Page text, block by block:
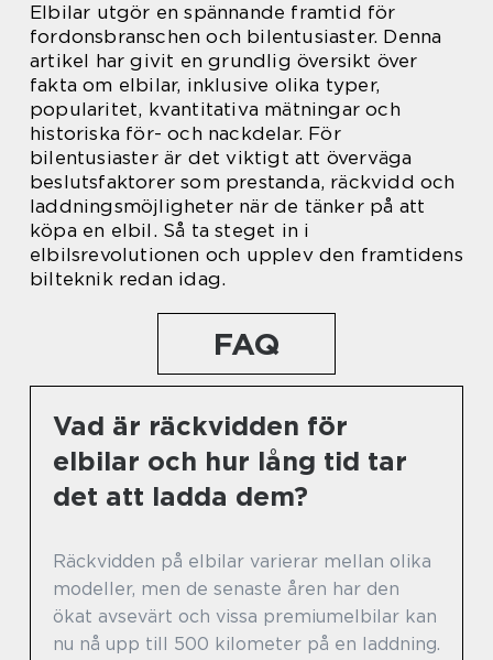
Elbilar utgör en spännande framtid för
fordonsbranschen och bilentusiaster. Denna
artikel har givit en grundlig översikt över
fakta om elbilar, inklusive olika typer,
popularitet, kvantitativa mätningar och
historiska för- och nackdelar. För
bilentusiaster är det viktigt att överväga
beslutsfaktorer som prestanda, räckvidd och
laddningsmöjligheter när de tänker på att
köpa en elbil. Så ta steget in i
elbilsrevolutionen och upplev den framtidens
bilteknik redan idag.
FAQ
Vad är räckvidden för
elbilar och hur lång tid tar
det att ladda dem?
Räckvidden på elbilar varierar mellan olika
modeller, men de senaste åren har den
ökat avsevärt och vissa premiumelbilar kan
nu nå upp till 500 kilometer på en laddning.